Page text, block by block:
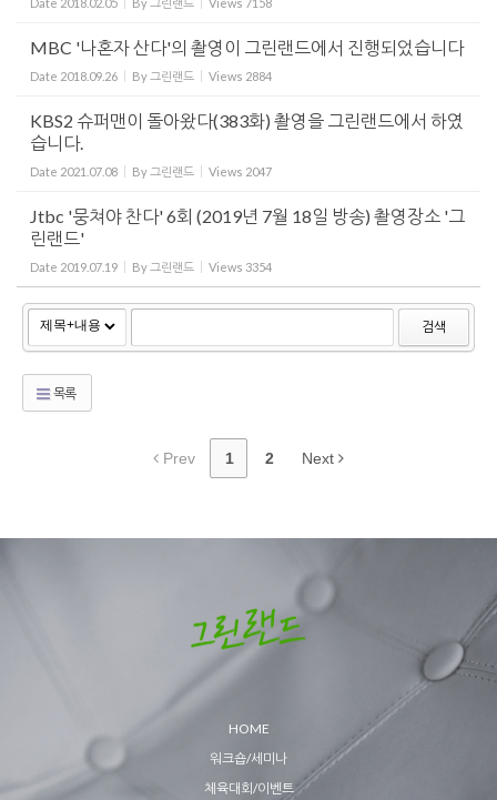
MBC '나혼자 산다'의 촬영이 그린랜드에서 진행되었습니다
Date 2018.09.26 By 그린랜드 Views 2884
KBS2 슈퍼맨이 돌아왔다(383화) 촬영을 그린랜드에서 하였
습니다.
Date 2021.07.08 By 그린랜드 Views 2047
Jtbc '뭉쳐야 찬다' 6회 (2019년 7월 18일 방송) 촬영장소 '그
린랜드'
Date 2019.07.19 By 그린랜드 Views 3354
검색
목록
Prev 1 2 Next
HOME
워크숍/세미나
체육대회/이벤트